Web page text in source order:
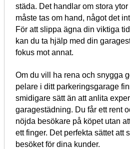
städa. Det handlar om stora
måste tas om hand, något det
För att slippa ägna din viktiga
kan du ta hjälp med din
fokus mot annat.
Om du vill ha rena och snygga
pelare i ditt parkeringsgarage
smidigare sätt än att anlita
garagestädning. Du får ett rent
nöjda besökare på köpet utan
ett finger. Det perfekta sättet att
besöket för dina kunder.